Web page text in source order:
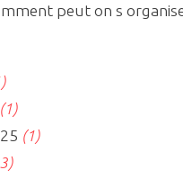
peut on s
(1)
(1)